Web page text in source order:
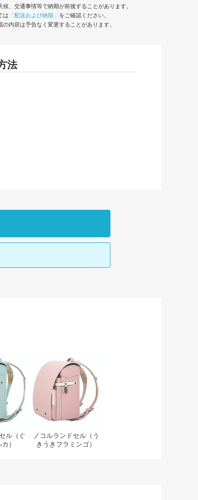
候、交通事情等で納期が前後することがあります。
は 「配送および納期」 をご確認ください。
の内容は予告なく変更することがあります。
法
ル（おおらかクジラ）
ル（ぐ
）
ノコルランドセル（ぐんぐんイルカ）
ノコルランドセル（う
きうきフラミンゴ）